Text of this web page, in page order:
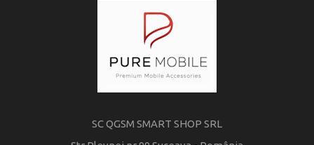
SC QGSM SMART SHOP SRL